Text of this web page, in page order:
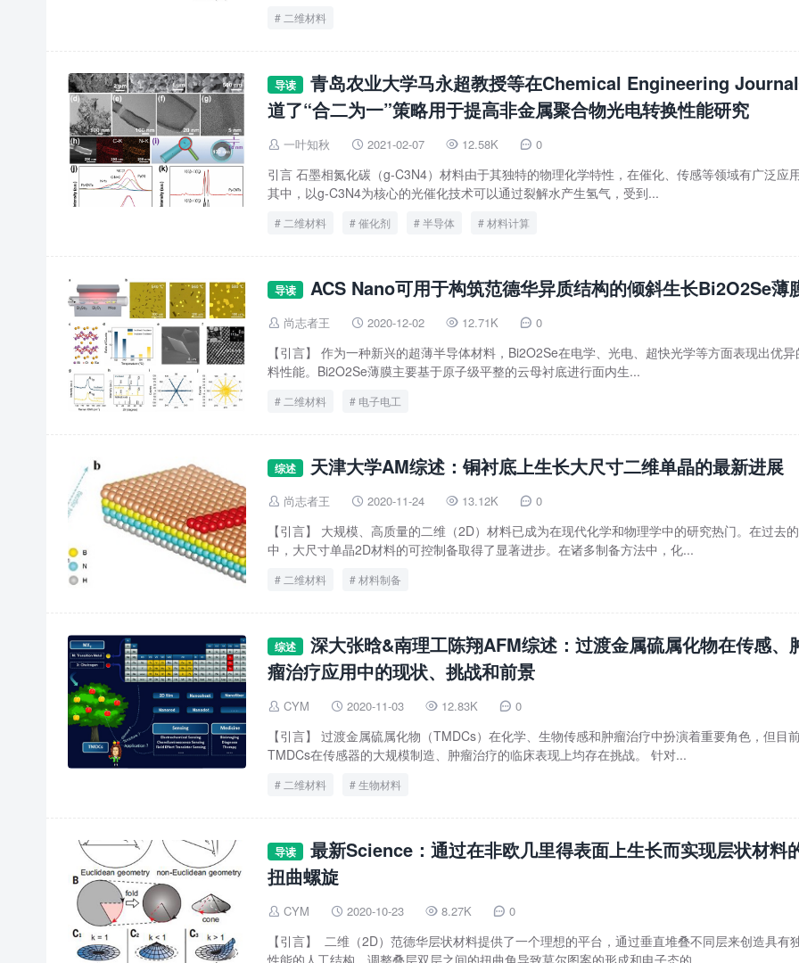
二维材料
导读
青岛农业大学马永超教授等在Chemical Engineering
道了“合二为一”策略用于提高非金属聚合物光电转换性能研究
 一叶知秋  2021-02-07  12.58K  0
引言 石墨相氮化碳（g-C3N4）材料由于其独特的物理化学特性，在催化、传感等领域有广泛应用
其中，以g-C3N4为核心的光催化技术可以通过裂解水产生氢气，受到...
二维材料 催化剂 半导体 材料计算
导读 ACS Nano可用于构筑范德华异质结构的倾斜生长Bi2O2Se薄
 尚志者王  2020-12-02  12.71K  0
【引言】 作为一种新兴的超薄半导体材料，Bi2O2Se在电学、光电、超快光学等方面表现出优
料性能。Bi2O2Se薄膜主要基于原子级平整的云母衬底进行面内生...
二维材料 电子电工
综述 天津大学AM综述：铜衬底上生长大尺寸二维单晶的最新进展
 尚志者王  2020-11-24  13.12K  0
【引言】 大规模、高质量的二维（2D）材料已成为在现代化学和物理学中的研究热门。在过去
中，大尺寸单晶2D材料的可控制备取得了显著进步。在诸多制备方法中，化...
二维材料 材料制备
综述
深大张晗&南理工陈翔AFM综述：过渡金属硫属化物在传感、
瘤治疗应用中的现状、挑战和前景
 CYM  2020-11-03  12.83K  0
【引言】 过渡金属硫属化物（TMDCs）在化学、生物传感和肿瘤治疗中扮演着重要角色，但目
TMDCs在传感器的大规模制造、肿瘤治疗的临床表现上均存在挑战。 针对...
二维材料 生物材料
导读
最新Science：通过在非欧几里得表面上生长而实现层状材料
扭曲螺旋
 CYM  2020-10-23  8.27K  0
【引言】 二维（2D）范德华层状材料提供了一个理想的平台，通过垂直堆叠不同层来创造具有
性能的人工结构。调整叠层双层之间的扭曲角导致莫尔图案的形成和电子态的...